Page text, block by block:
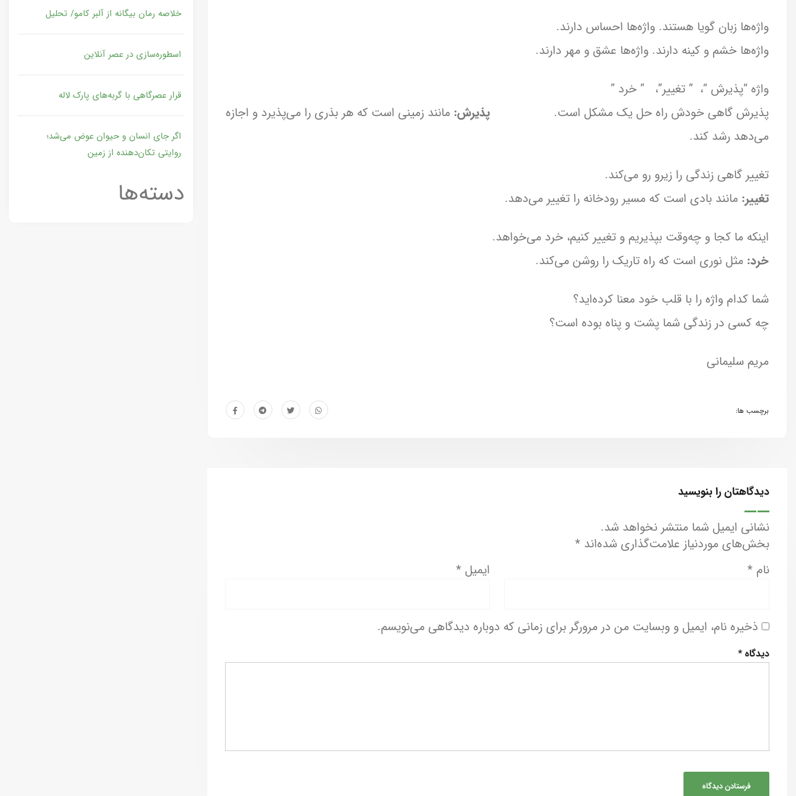
واژه‌ها زبان گویا هستند. واژه‌ها احساس دارند.
واژه‌ها خشم و کینه دارند. واژه‌ها عشق و مهر دارند.
واژه “پذیرش “، ” تغییر”، ” خرد ”
پذیرش گاهی خودش راه حل یک مشکل است.پذیرش: مانند زمینی است که هر بذری را می‌پذیرد و اجازه
می‌دهد رشد کند.
تغییر گاهی زندگی را زیرو رو می‌کند.
تغییر: مانند بادی است که مسیر رودخانه را تغییر می‌دهد.
اینکه ما کجا و چه‌وقت بپذیریم و تغییر کنیم، خرد می‌خواهد.
خرد: مثل نوری است که راه تاریک را روشن می‌کند.
شما کدام واژه را با قلب خود معنا کرده‌اید؟
چه کسی در زندگی شما پشت و پناه بوده است؟
مریم سلیمانی
برچسب ها:
دیدگاهتان را بنویسید
نشانی ایمیل شما منتشر نخواهد شد.
بخش‌های موردنیاز علامت‌گذاری شده‌اند *
نام * ایمیل *
ذخیره نام، ایمیل و وبسایت من در مرورگر برای زمانی که دوباره دیدگاهی می‌نویسم.
دیدگاه*
خلاصه رمان بیگانه از آلبر کامو/ تحلیل
اسطوره‌سازی در عصر آنلاین
قرار عصرگاهی با گربه‌های پارک لاله
اگر جای انسان و حیوان عوض می‌شد؛
روایتی تکان‌دهنده از زمین
دسته‌ها